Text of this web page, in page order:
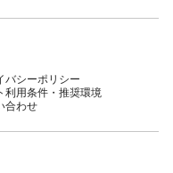
バシーポリシー
利用条件・推奨環境
合わせ